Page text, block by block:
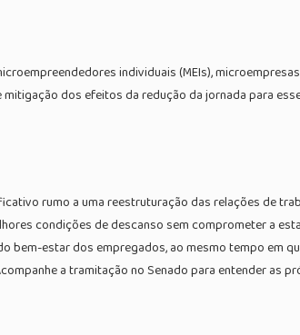
individuais (MEIs),
dos efeitos da redução da jornada para
rumo a uma reestruturação das relações de
condições de descanso sem comprometer a
bem-estar dos empregados, ao mesmo tempo
a tramitação no Senado para entender as